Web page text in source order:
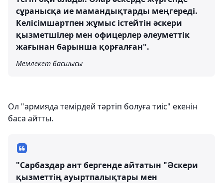
сұранысқа ие мамандықтарды меңгереді.
Келісімшартпен жұмыс істейтін әскери
қызметшілер мен офицерлер әлеуметтік
жағынан барынша қорғалған".
Мемлекет басшысы
Ол "армияда темірдей тәртіп болуға тиіс" екенін
баса айтты.
"Сарбаздар ант бергенде айтатын "Әскери
қызметтің ауыртпалықтары мен